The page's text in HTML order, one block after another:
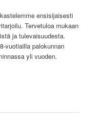
ensisijaisesti
Tervetuloa mukaan
ja tulevaisuudesta.
vuotiailla palokunnan
yli vuoden.